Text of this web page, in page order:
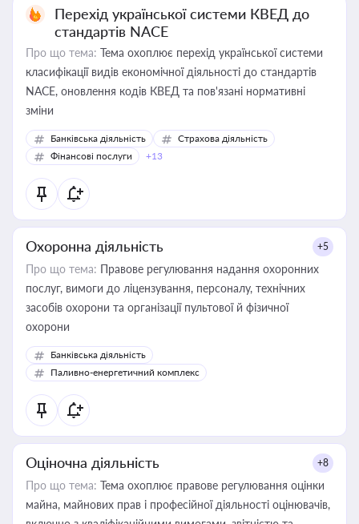
Перехід української системи КВЕД до
стандартів NACE
Про що тема: Тема охоплює перехід української системи
класифікації видів економічної діяльності до стандартів
NACE, оновлення кодів КВЕД та пов'язані нормативні
зміни
Банківська діяльність
Страхова діяльність
Фінансові послуги
+13
Охоронна діяльність +5
Про що тема: Правове регулювання надання охоронних
послуг, вимоги до ліцензування, персоналу, технічних
засобів охорони та організації пультової й фізичної
охорони
Банківська діяльність
Паливно-енергетичний комплекс
Оціночна діяльність +8
Про що тема: Тема охоплює правове регулювання оцінки
майна, майнових прав і професійної діяльності оцінювачів,